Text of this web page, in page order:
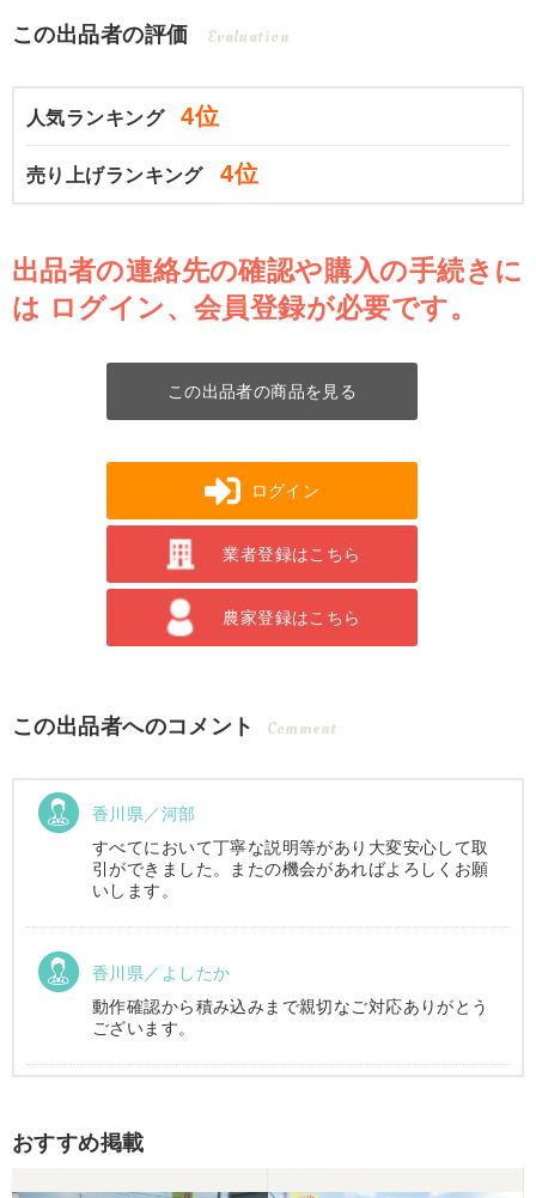
この出品者の評価 Evaluation
人気ランキング 4位
売り上げランキング 4位
出品者の連絡先の確認や購入の手続きに
は ログイン、会員登録が必要です。
この出品者の商品を見る
ログイン
業者登録はこちら
農家登録はこちら
この出品者へのコメント Comment
香川県／河部
すべてにおいて丁寧な説明等があり大変安心して取
引ができました。またの機会があればよろしくお願
いします。
香川県／よしたか
動作確認から積み込みまで親切なご対応ありがとう
ございます。
リピート購入させて頂きました。 ありがとうござい
おすすめ掲載